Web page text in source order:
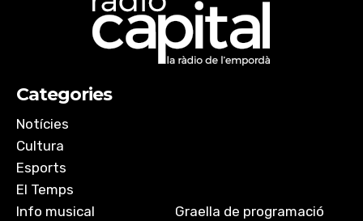
Categories
Notícies
Cultura
Esports
El Temps
Info musical
Graella de programació